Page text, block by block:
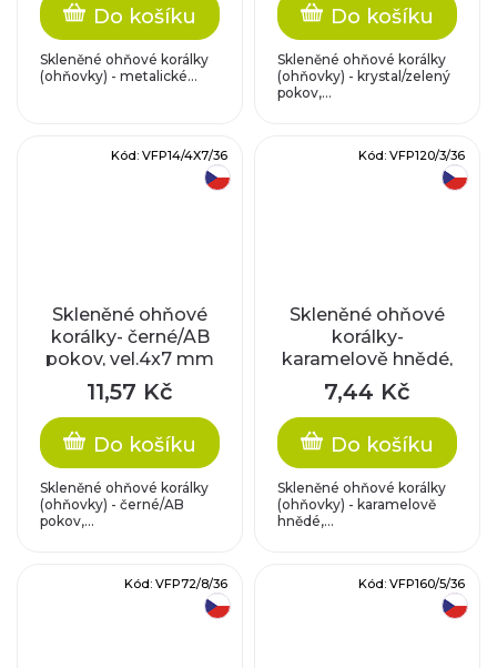
Do košíku
Skleněné ohňové korálky
(ohňovky) - metalické...
Do košíku
Skleněné ohňové korálky
(ohňovky) - krystal/zelený
pokov,...
Skleněné ohňové
korálky- černé/AB
pokov, vel.4x7 mm
11,57 Kč
Do košíku
Skleněné ohňové korálky
(ohňovky) - černé/AB
pokov,...
Kód: VFP14/4X7/36
Skleněné ohňové
korálky-
karamelově hnědé,
vel.cca 3 mm
7,44 Kč
Do košíku
Skleněné ohňové korálky
(ohňovky) - karamelově
hnědé,...
Kód: VFP120/3/36
Kód: VFP72/8/36 Kód: VFP160/5/36